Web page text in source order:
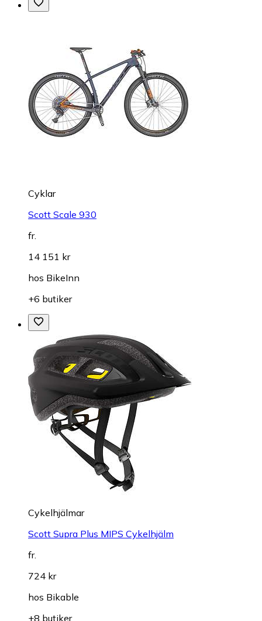
Cyklar
Scott Scale 930
fr.
14 151 kr
hos BikeInn
+6 butiker
Cykelhjälmar
Scott Supra Plus MIPS Cykelhjälm
fr.
724 kr
hos Bikable
+8 butiker